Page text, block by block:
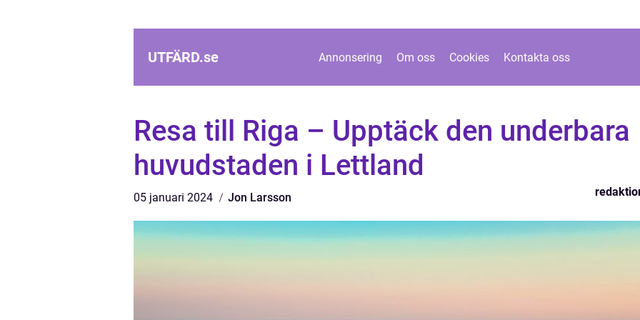
UTFÄRD.se Annonsering Om oss Cookies Kontakta oss
Resa till Riga – Upptäck den underbara
huvudstaden i Lettland
05 januari 2024 Jon Larsson